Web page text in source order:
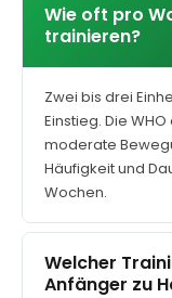
Wie oft pro
trainieren?
Zwei bis drei
Einstieg. Die
moderate
Häufigkeit und
Wochen.
Welcher
Anfänger zu